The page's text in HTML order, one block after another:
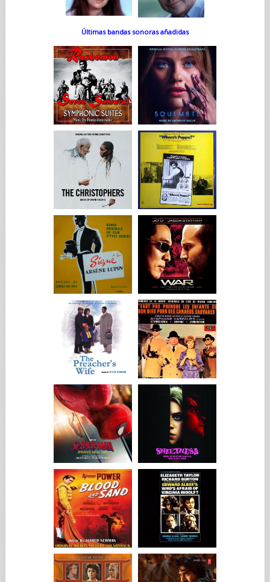
Últimas bandas sonoras añadidas